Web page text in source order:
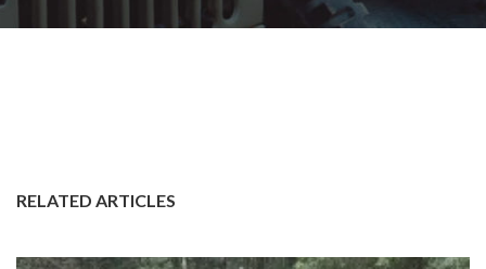
RELATED ARTICLES